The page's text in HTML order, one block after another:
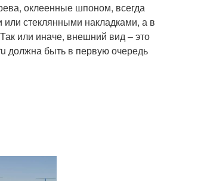
оклеенные шпоном, всегда
стеклянными накладками, а в
или иначе, внешний вид – это
должна быть в первую очередь